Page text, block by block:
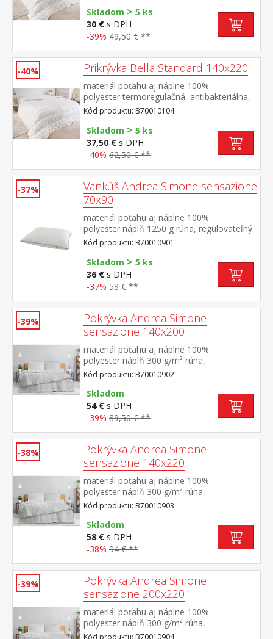
Skladom > 5 ks
30 € s DPH
-39% 49,50 € **
-40% Prikrývka Bella Standard 140x220
materiál poťahu aj náplne 100%
polyester termoregulačná, antibakteriálna,
vhodná pre alergikov elegantne
prešitá prateľná do 60 °C
Kód produktu: B70010104
Skladom > 5 ks
37,50 € s DPH
-40% 62,50 € **
-37%
Vankúš Andrea Simone sensazione
70x90
materiál poťahu aj náplne 100%
polyester náplň 1250 g rúna, regulovateľný
obsah elegantne prešitý poťah na zips
Kód produktu: B70010901
Skladom > 5 ks
36 € s DPH
-37% 58 € **
-39%
Pokrývka Andrea Simone
sensazione 140x200
materiál poťahu aj náplne 100%
polyester náplň 300 g/m² rúna,
termoregulačná elegantne prešitý poťah
Kód produktu: B70010902
Skladom
54 € s DPH
-39% 89,50 € **
-38%
Pokrývka Andrea Simone
sensazione 140x220
materiál poťahu aj náplne 100%
polyester náplň 300 g/m² rúna,
termoregulačná elegantne prešitý poťah
Kód produktu: B70010903
Skladom
58 € s DPH
-38% 94 € **
-39%
Pokrývka Andrea Simone
sensazione 200x220
materiál poťahu aj náplne 100%
polyester náplň 300 g/m² rúna,
termoregulačná elegantne prešitý poťah
Kód produktu: B70010904